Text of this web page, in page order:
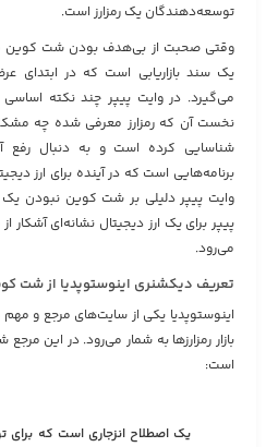
توسعه‌دهندگان یک رمزارز است.
وقتی صحبت از بی‌هدف بودن شت کوین
یک سند بازاریابی است که در ابتدای
می‌گیرد. در وایت پیپر چند نکته
نخست آن که رمزارز معرفی شده چه
شناسایی کرده است و به دنبال
برنامه‌هایی است که در آینده برای ارز
وایت پیپر دلیلی بر شت کوین نبودن یک
پیپر برای یک ارز دیجیتال نشانه‌ای
می‌رود.
تعریف دیکشنری اینوستوپدیا از شت
اینوستوپدیا یکی از سایت‌های مرجع و
بازار رمزارزها به شمار می‌رود. در این
است:
یک اصطلاح انزجاری است که